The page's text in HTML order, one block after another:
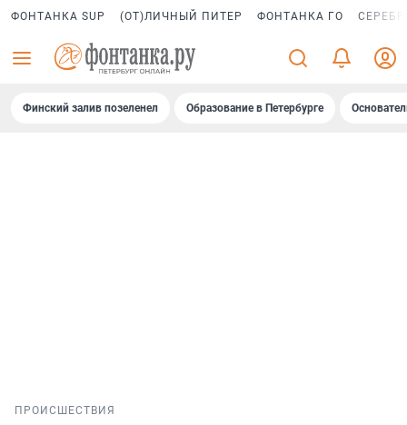
ФОНТАНКА SUP (ОТ)ЛИЧНЫЙ ПИТЕР ФОНТАНКА ГО
Финский залив позеленел Образование в Петербурге
ПРОИСШЕСТВИЯ